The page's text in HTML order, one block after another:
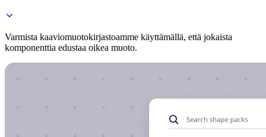
Varmista kaaviomuotokirjastoamme käyttämällä, että jokaista
komponenttia edustaa oikea muoto.